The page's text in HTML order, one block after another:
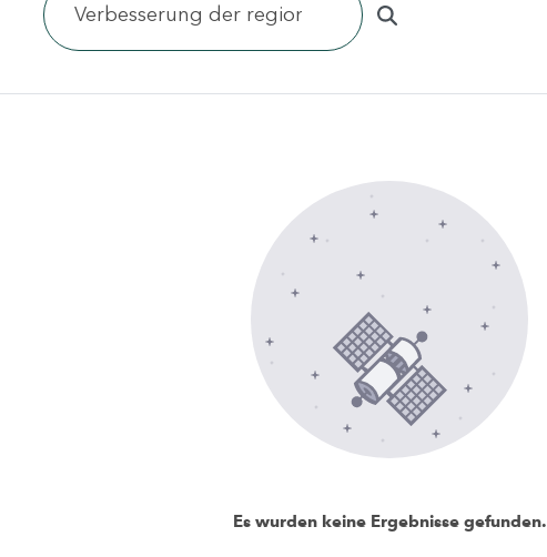
Es wurden keine Ergebnisse gefunden.